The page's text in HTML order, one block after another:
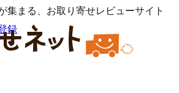
集まる、お取り寄せレビューサイト
録